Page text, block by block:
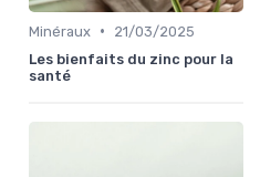
Minéraux •
21/03/2025
Les bienfaits du zinc pour la
santé